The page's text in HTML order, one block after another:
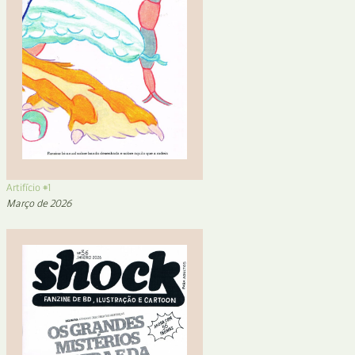
Artifício #1
Março de 2026